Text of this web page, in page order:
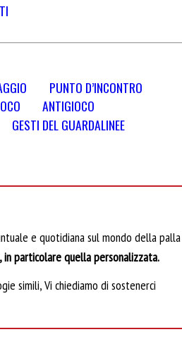
PUNTO D’INCONTRO
ANTIGIOCO
GESTI DEL GUARDALINEE
e quotidiana sul mondo della palla
particolare quella personalizzata.
simili, Vi chiediamo di sostenerci